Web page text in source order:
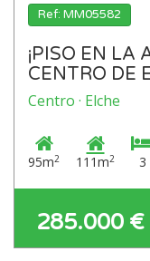
Ref: MM05582
¡PISO EN LA
CENTRO DE
Centro · Elche
95m2 111m2 3
285.000 €